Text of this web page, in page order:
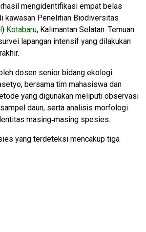
mengidentifikasi empat belas
kawasan Penelitian Biodiversitas
) Kotabaru, Kalimantan Selatan. Temuan
lapangan intensif yang dilakukan
dosen senior bidang ekologi
bersama tim mahasiswa dan
yang digunakan meliputi observasi
daun, serta analisis morfologi
masing‑masing spesies.
yang terdeteksi mencakup tiga